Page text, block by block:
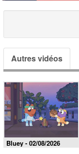
Autres vidéos
Bluey - 02/08/2026